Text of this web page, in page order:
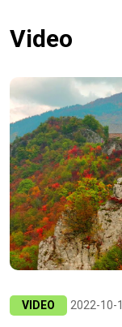
Video
VIDEO 2022-10-